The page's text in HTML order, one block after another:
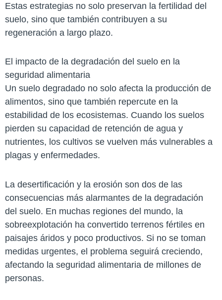
Estas estrategias no solo preservan la fertilidad del
suelo, sino que también contribuyen a su
regeneración a largo plazo.
El impacto de la degradación del suelo en la
seguridad alimentaria
Un suelo degradado no solo afecta la producción de
alimentos, sino que también repercute en la
estabilidad de los ecosistemas. Cuando los suelos
pierden su capacidad de retención de agua y
nutrientes, los cultivos se vuelven más vulnerables a
plagas y enfermedades.
La desertificación y la erosión son dos de las
consecuencias más alarmantes de la degradación
del suelo. En muchas regiones del mundo, la
sobreexplotación ha convertido terrenos fértiles en
paisajes áridos y poco productivos. Si no se toman
medidas urgentes, el problema seguirá creciendo,
afectando la seguridad alimentaria de millones de
personas.